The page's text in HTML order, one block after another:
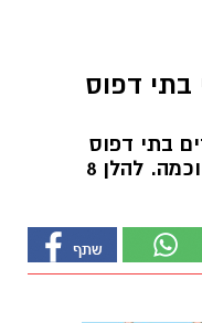
בתי דפוס
בתי דפוס
מקצועיים, שעליכם לבחור בחוכמה. להלן 8